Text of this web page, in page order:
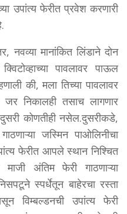
उपांत्य फेरीत प्रवेश करणारी
नवव्या मानांकित लिंडाने दोन
पावलावर पाऊल
की, मला तिच्या पावलावर
निकालही तसाच लागणार
कोणतीही नसेल.दुसरीकडे,
जस्मिन पाओलिनीचा
फेरीत आपले स्थान निश्चित
अंतिम फेरी गाठणाऱ्या
स्पर्धेतून बाहेरचा रस्ता
विम्बल्डनची उपांत्य फेरी